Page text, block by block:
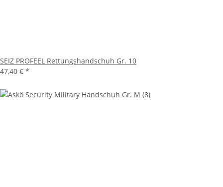
SEIZ PROFEEL Rettungshandschuh Gr. 10
47,40 € *